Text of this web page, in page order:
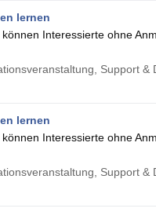
lernen
Interessierte ohne
Support &
lernen
Interessierte ohne
Support &